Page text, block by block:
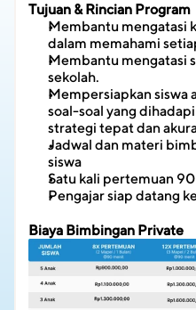
Tujuan & Rincian Program
Membantu mengatasi
dalam memahami
Membantu mengatasi
sekolah.
Mempersiapkan siswa
soal-soal yang
strategi tepat dan
Jadwal dan materi
siswa
Satu kali pertemuan
Pengajar siap datang
Biaya Bimbingan Private